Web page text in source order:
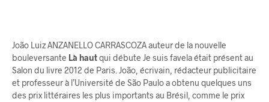
João Luiz ANZANELLO CARRASCOZA auteur de la nouvelle
bouleversante Là hautqui débute Je suis favela était présent au
Salon du livre 2012 de Paris. João, écrivain, rédacteur publicitaire
et professeur à l’Université de São Paulo a obtenu quelques uns
des prix littéraires les plus importants au Brésil, comme le prix